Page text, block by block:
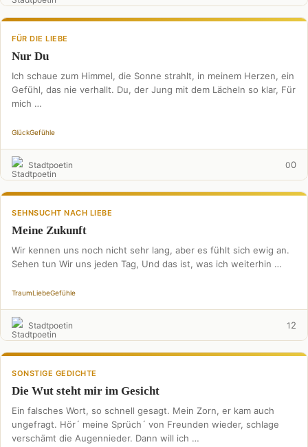
FÜR DIE LIEBE
Nur Du
Ich schaue zum Himmel, die Sonne strahlt, in meinem Herzen, ein
Gefühl, das nie verhallt. Du, der Jung mit dem Lächeln so klar, Für
mich …
GlückGefühle
Stadtpoetin 00
SEHNSUCHT NACH LIEBE
Meine Zukunft
Wir kennen uns noch nicht sehr lang, aber es fühlt sich ewig an.
Sehen tun Wir uns jeden Tag, Und das ist, was ich weiterhin …
TraumLiebeGefühle
Stadtpoetin 1 2
SONSTIGE GEDICHTE
Die Wut steht mir im Gesicht
Ein falsches Wort, so schnell gesagt. Mein Zorn, er kam auch
ungefragt. Hör´ meine Sprüch´ von Freunden wieder, schlage
verschämt die Augennieder. Dann will ich …